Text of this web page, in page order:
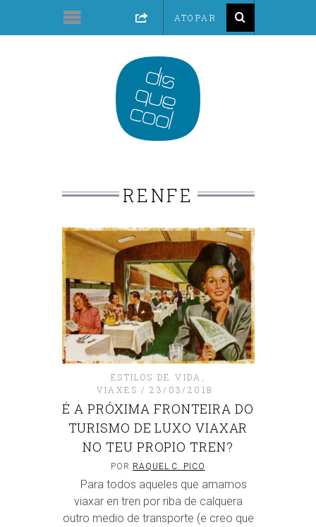
RENFE
ESTILOS DE VIDA
VIAXES
23/03/2018
É A PRÓXIMA FRONTEIRA DO
TURISMO DE LUXO VIAXAR
NO TEU PROPIO TREN?
POR RAQUEL C. PICO
Para todos aqueles que amamos
viaxar en tren por riba de calquera
outro medio de transporte (e creo que